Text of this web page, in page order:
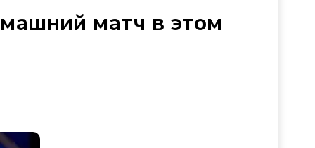
матч в этом